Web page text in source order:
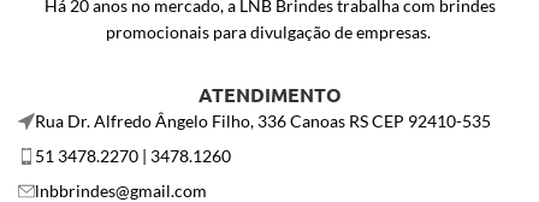
Há 20 anos no mercado, a LNB Brindes trabalha com brindes
promocionais para divulgação de empresas.
ATENDIMENTO
Rua Dr. Alfredo Ângelo Filho, 336 Canoas RS CEP 92410-535
51 3478.2270 | 3478.1260
lnbbrindes@gmail.com